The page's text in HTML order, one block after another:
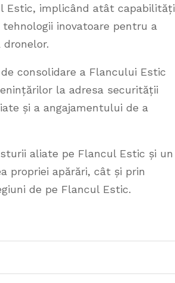
Estic, implicând atât capabilități
inovatoare pentru a
consolidare a Flancului Estic
la adresa securității
și a angajamentului de a
aliate pe Flancul Estic și un
propriei apărări, cât și prin
de pe Flancul Estic.